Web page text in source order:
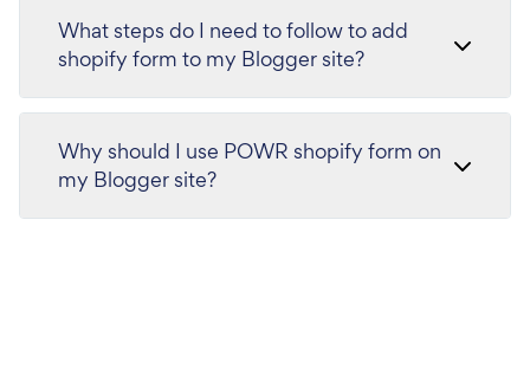
What steps do I need to follow to add
shopify form to my Blogger site?
Why should I use POWR shopify form on
my Blogger site?